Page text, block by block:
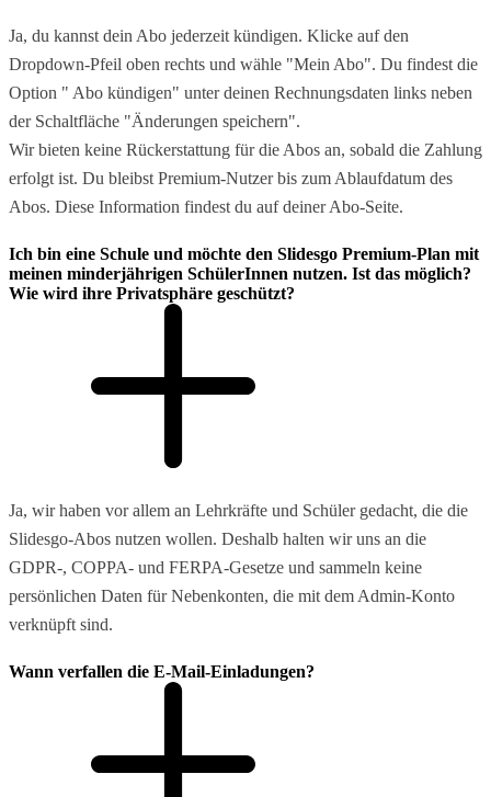
Ja, du kannst dein Abo jederzeit kündigen. Klicke auf den
Dropdown-Pfeil oben rechts und wähle "Mein Abo". Du findest die
Option " Abo kündigen" unter deinen Rechnungsdaten links neben
der Schaltfläche "Änderungen speichern".
Wir bieten keine Rückerstattung für die Abos an, sobald die Zahlung
erfolgt ist. Du bleibst Premium-Nutzer bis zum Ablaufdatum des
Abos. Diese Information findest du auf deiner Abo-Seite.
Ich bin eine Schule und möchte den Slidesgo Premium-Plan mit
meinen minderjährigen SchülerInnen nutzen. Ist das möglich?
Wie wird ihre Privatsphäre geschützt?
Ja, wir haben vor allem an Lehrkräfte und Schüler gedacht, die die
Slidesgo-Abos nutzen wollen. Deshalb halten wir uns an die
GDPR-, COPPA- und FERPA-Gesetze und sammeln keine
persönlichen Daten für Nebenkonten, die mit dem Admin-Konto
verknüpft sind.
Wann verfallen die E-Mail-Einladungen?